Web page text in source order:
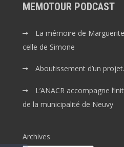
MEMOTOUR PODCAST
La mémoire de
celle de Simone
Aboutissement d’un
L’ANACR accompagne
de la municipalité de Neuvy
Archives